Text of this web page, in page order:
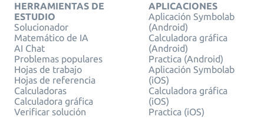
HERRAMIENTAS DE
ESTUDIO
Solucionador
Matemático de IA
AI Chat
Problemas populares
Hojas de trabajo
Hojas de referencia
Calculadoras
Calculadora gráfica
Verificar solución
APLICACIONES
Aplicación Symbolab
(Android)
Calculadora gráfica
(Android)
Practica (Android)
Aplicación Symbolab
(iOS)
Calculadora gráfica
(iOS)
Practica (iOS)